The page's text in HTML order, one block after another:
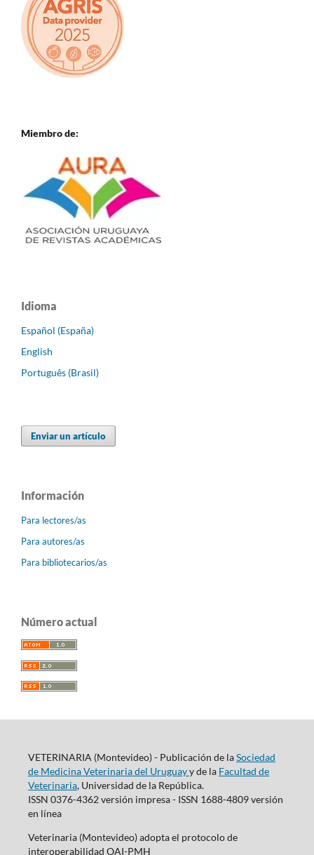
Miembro de:
Idioma
Español (España)
English
Português (Brasil)
Enviar un artículo
Información
Para lectores/as
Para autores/as
Para bibliotecarios/as
Número actual
VETERINARIA (Montevideo) - Publicación de laSociedad
de Medicina Veterinaria del Uruguayy de la Facultad de
Veterinaria, Universidad de la República.
ISSN 0376-4362 versión impresa - ISSN 1688-4809 versión
en línea
Veterinaria (Montevideo) adopta el protocolo de
interoperabilidad OAI-PMH